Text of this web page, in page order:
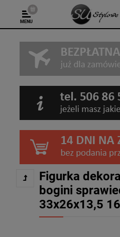
MENU
Figurka
bogini
33x26x13,5